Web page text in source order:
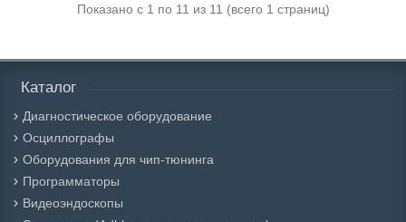
Показано с 1 по 11 из 11 (всего 1 страниц)
Каталог
Диагностическое оборудование
Осциллографы
Оборудования для чип-тюнинга
Программаторы
Видеоэндоскопы